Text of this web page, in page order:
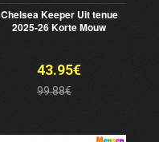
Chelsea Keeper Uit tenue
2025-26 Korte Mouw
43.95€
99.88€